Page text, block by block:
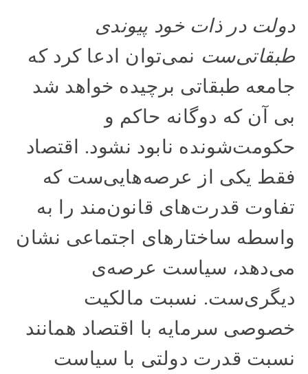
دولت در ذات خود پیوندی
طبقاتی‌ست نمی‌توان ادعا کرد که
جامعه طبقاتی برچیده خواهد شد
بی آن که دوگانه حاکم و
حکومت‌شونده نابود نشود. اقتصاد
فقط یکی از عرصه‌هایی‌ست که
تفاوت قدرت‌های قانون‌مند را به
واسطه ساختارهای اجتماعی نشان
می‌دهد، سیاست عرصه‌ی
دیگری‌ست. نسبت مالکیت
خصوصی سرمایه با اقتصاد همانند
نسبت قدرت دولتی با سیاست